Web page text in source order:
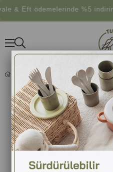
Eft ödemelerinde %5
RABBIT UYKU ARKADAŞI